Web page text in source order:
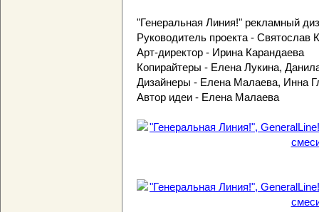
"Генеральная Линия!" рекламный
Руководитель проекта - Святослав
Арт-директор - Ирина Карандаева
Копирайтеры - Елена Лукина,
Дизайнеры - Елена Малаева, Инна
Автор идеи - Елена Малаева